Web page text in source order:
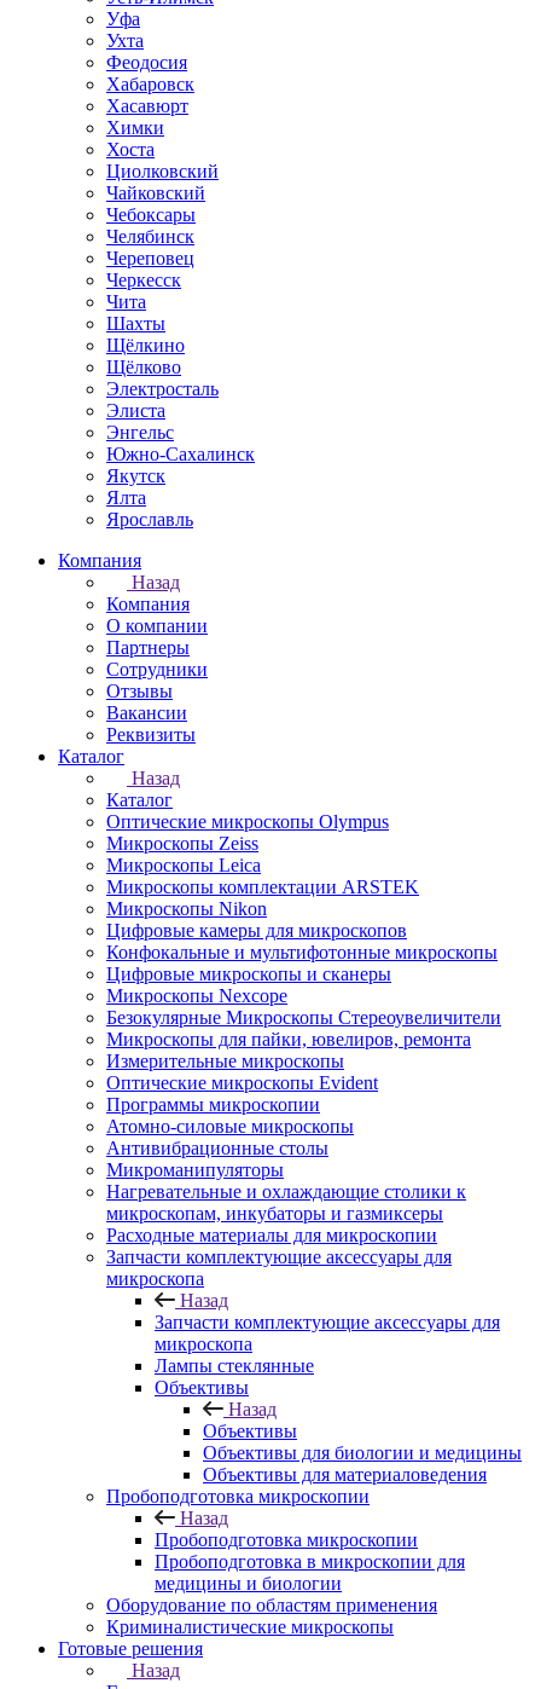
Уфа
Ухта
Феодосия
Хабаровск
Хасавюрт
Химки
Хоста
Циолковский
Чайковский
Чебоксары
Челябинск
Череповец
Черкесск
Чита
Шахты
Щёлкино
Щёлково
Электросталь
Элиста
Энгельс
Южно-Сахалинск
Якутск
Ялта
Ярославль
Компания
Назад
Компания
О компании
Партнеры
Сотрудники
Отзывы
Вакансии
Реквизиты
Каталог
Назад
Каталог
Оптические микроскопы Olympus
Микроскопы Zeiss
Микроскопы Leica
Микроскопы комплектации ARSTEK
Микроскопы Nikon
Цифровые камеры для микроскопов
Конфокальные и мультифотонные микроскопы
Цифровые микроскопы и сканеры
Микроскопы Nexcope
Безокулярные Микроскопы Стереоувеличители
Микроскопы для пайки, ювелиров, ремонта
Измерительные микроскопы
Оптические микроскопы Evident
Программы микроскопии
Атомно-силовые микроскопы
Антивибрационные столы
Микроманипуляторы
Нагревательные и охлаждающие столики к
микроскопам, инкубаторы и газмиксеры
Расходные материалы для микроскопии
Запчасти комплектующие аксессуары для
микроскопа
Назад
Запчасти комплектующие аксессуары для
микроскопа
Лампы стеклянные
Объективы
Назад
Объективы
Объективы для биологии и медицины
Объективы для материаловедения
Пробоподготовка микроскопии
Назад
Пробоподготовка микроскопии
Пробоподготовка в микроскопии для
медицины и биологии
Оборудование по областям применения
Криминалистические микроскопы
Готовые решения
Назад